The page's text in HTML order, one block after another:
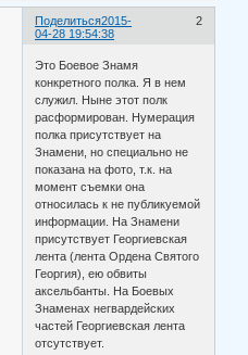
Поделиться 2
2015-
04-28 19:54:38
Это Боевое Знамя
конкретного полка. Я в нем
служил. Ныне этот полк
расформирован. Нумерация
полка присутствует на
Знамени, но специально не
показана на фото, т.к. на
момент съемки она
относилась к не публикуемой
информации. На Знамени
присутствует Георгиевская
лента (лента Ордена Святого
Георгия), ею обвиты
аксельбанты. На Боевых
Знаменах негвардейских
частей Георгиевская лента
отсутствует.